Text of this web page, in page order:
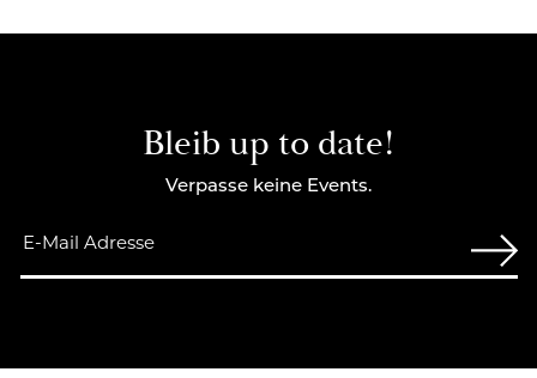
Bleib up to date!
Verpasse keine Events.